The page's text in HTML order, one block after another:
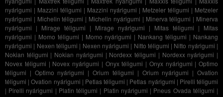
nyárigumi | Mazzini téligumi | Mazzini nyárigumi | Metzeler téligumi | Metzeler
nyárigumi | Michelin téligumi | Michelin nyárigumi | Minerva téligumi | Minerva
nyárigumi | Mirage téligumi | Mirage nyárigumi | Mitas téligumi | Mitas
nyárigumi | Momo téligumi | Momo nyárigumi | Nankang téligumi | Nankang
nyárigumi | Nexen téligumi | Nexen nyárigumi | Nitto téligumi | Nitto nyárigumi |
Nokian téligumi | Nokian nyárigumi | Nordexx téligumi | Nordexx nyárigumi |
Novex téligumi | Novex nyárigumi | Onyx téligumi | Onyx nyárigumi | Optimo
téligumi | Optimo nyárigumi |Orium téligumi | Orium nyárigumi |Ovation
téligumi |Ovation nyárigumi | Petlas téligumi | Petlas nyárigumi | Pirelli téligumi
| Pirelli nyárigumi | Platin téligumi | Platin nyárigumi | Pneus Ovada téligumi |